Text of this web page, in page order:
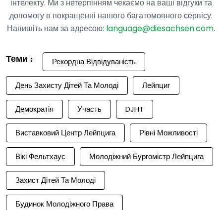
інтелекту. Ми з нетерпінням чекаємо на ваші відгуки та
допомогу в покращенні нашого багатомовного сервісу.
Напишіть нам за адресою: language@diesachsen.com.
Теми : Рекордна Відвідуваність
День Захисту Дітей Та Молоді Лейпциг
Демократія Участь DJHT
Виставковий Центр Лейпцига Рівні Можливості
Вікі Фельтхаус Молодіжний Бургомістр Лейпцига
Захист Дітей Та Молоді
Будинок Молодіжного Права